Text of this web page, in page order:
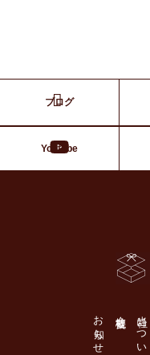
ブログ
Youtube
当社について
お知らせ